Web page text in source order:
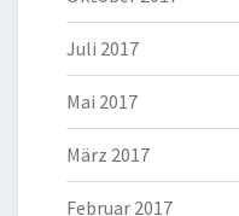
Juli 2017
Mai 2017
März 2017
Februar 2017